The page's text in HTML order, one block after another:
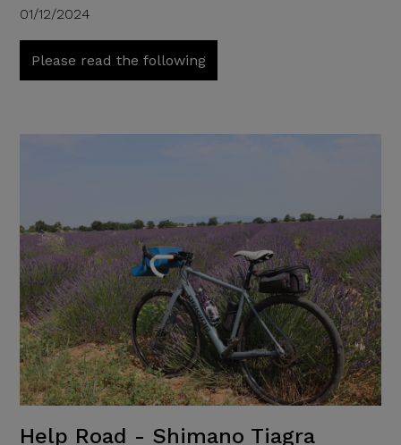
01/12/2024
Please read the following
Help Road - Shimano Tiagra